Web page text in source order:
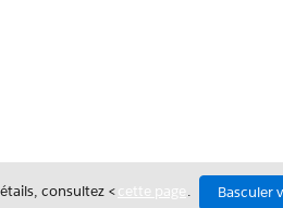
consultez <cette page . Basculer